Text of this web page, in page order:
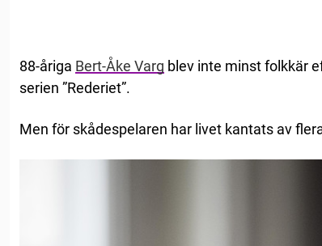
88-åriga Bert-Åke Varg blev inte minst folkkär
serien ”Rederiet”.
Men för skådespelaren har livet kantats av